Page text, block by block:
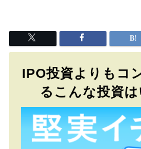
IPO投資よりもコ
るこんな投資